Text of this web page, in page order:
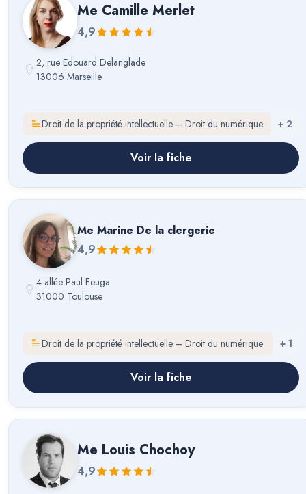
Me Camille Merlet
4,9
2, rue Edouard Delanglade
13006 Marseille
Droit de la propriété intellectuelle – Droit du numérique + 2
Voir la fiche
Me Marine De la clergerie
4,9
4 allée Paul Feuga
31000 Toulouse
Droit de la propriété intellectuelle – Droit du numérique + 1
Voir la fiche
Me Louis Chochoy
4,9